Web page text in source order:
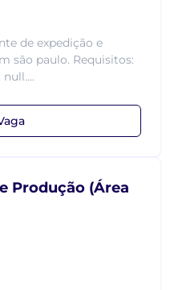
de expedição e
são paulo. Requisitos:
Produção (Área